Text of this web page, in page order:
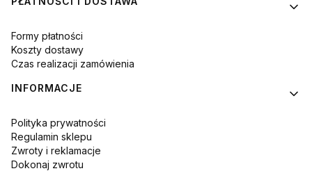
Formy płatności
Koszty dostawy
Czas realizacji zamówienia
INFORMACJE
Polityka prywatności
Regulamin sklepu
Zwroty i reklamacje
Dokonaj zwrotu